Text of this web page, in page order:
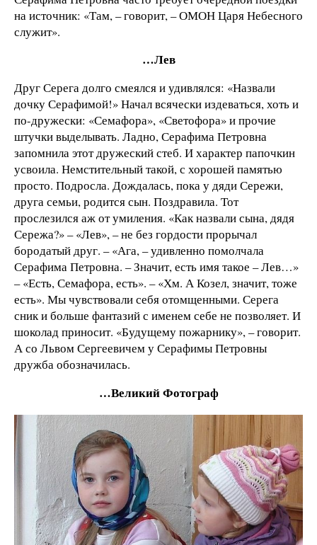
на источник: «Там, – говорит, – ОМОН Царя Небесного
служит».
…Лев
Друг Серега долго смеялся и удивлялся: «Назвали
дочку Серафимой!» Начал всячески издеваться, хоть и
по-дружески: «Семафора», «Светофора» и прочие
штучки выделывать. Ладно, Серафима Петровна
запомнила этот дружеский стеб. И характер папочкин
усвоила. Немстительный такой, с хорошей памятью
просто. Подросла. Дождалась, пока у дяди Сережи,
друга семьи, родится сын. Поздравила. Тот
прослезился аж от умиления. «Как назвали сына, дядя
Сережа?» – «Лев», – не без гордости прорычал
бородатый друг. – «Ага, – удивленно помолчала
Серафима Петровна. – Значит, есть имя такое – Лев…»
– «Есть, Семафора, есть». – «Хм. А Козел, значит, тоже
есть». Мы чувствовали себя отомщенными. Серега
сник и больше фантазий с именем себе не позволяет. И
шоколад приносит. «Будущему пожарнику», – говорит.
А со Львом Сергеевичем у Серафимы Петровны
дружба обозначилась.
…Великий Фотограф